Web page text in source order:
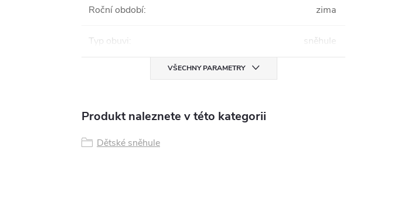
Roční období: zima
Typ obuvi: sněhule
VŠECHNY PARAMETRY
Produkt naleznete v této kategorii
Dětské sněhule